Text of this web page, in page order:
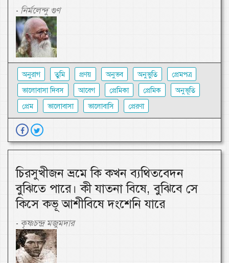
- নির্মলেন্দু গুণ
অনুরাগ তুমি প্রণয় অনুভব অনুভুতি
প্রেমপত্র
ভালোবাসা দিবস
আবেগ প্রেমিকা প্রেমিক
অনুভূতি
প্রেম
ভালোবাসা ভালোবাসি প্রেরণা
চিরসুখীজন ভ্রমে কি কখন ব্যথিতবেদন
বুঝিতে পারে। কী যাতনা বিষে, বুঝিবে সে
কিসে কভূ আশীবিষে দংশেনি যারে
- কৃষ্ণচন্দ্র মজুমদার